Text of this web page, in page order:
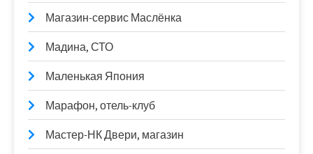
Магазин-сервис Маслёнка
Мадина, СТО
Маленькая Япония
Марафон, отель-клуб
Мастер-НК Двери, магазин